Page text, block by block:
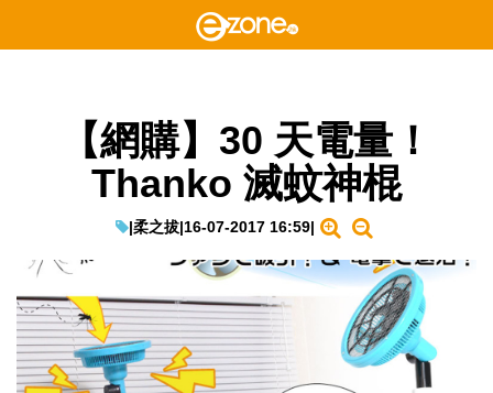
【網購】30 天電量！
Thanko 滅蚊神棍
|柔之拔|16-07-2017 16:59|